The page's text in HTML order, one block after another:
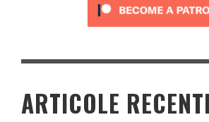
ARTICOLE